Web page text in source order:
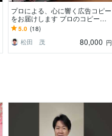
プロによる、心に響く広告コピー
をお届けします プロのコピーラ
イターによる、広告などのコピー
ライティングを。
5.0 (18)
松田 茂
80,000 円